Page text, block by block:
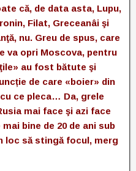
că, de data asta, Lupu,
Filat, Greceanâi şi
nu. Greu de spus, care
va opri Moscova, pentru
au fost bătute şi
de care «boier» din
ce pleca… Da, grele
mai face şi azi face
bine de 20 de ani sub
loc să stingă focul, merg